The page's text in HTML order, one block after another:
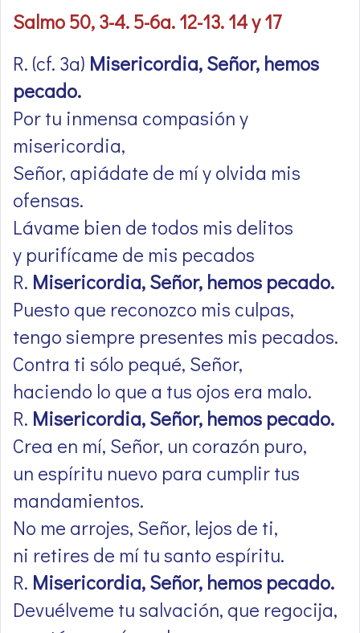
Salmo 50, 3-4. 5-6a. 12-13. 14 y 17
R. (cf. 3a) Misericordia, Señor, hemos
pecado.
Por tu inmensa compasión y
misericordia,
Señor, apiádate de mí y olvida mis
ofensas.
Lávame bien de todos mis delitos
y purifícame de mis pecados
R. Misericordia, Señor, hemos pecado.
Puesto que reconozco mis culpas,
tengo siempre presentes mis pecados.
Contra ti sólo pequé, Señor,
haciendo lo que a tus ojos era malo.
R. Misericordia, Señor, hemos pecado.
Crea en mí, Señor, un corazón puro,
un espíritu nuevo para cumplir tus
mandamientos.
No me arrojes, Señor, lejos de ti,
ni retires de mí tu santo espíritu.
R. Misericordia, Señor, hemos pecado.
Devuélveme tu salvación, que regocija,